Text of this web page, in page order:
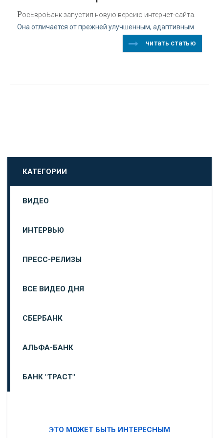
РосЕвроБанк запустил новую версию интернет-сайта.
Она отличается от прежней улучшенным, адаптивным
читать статью
КАТЕГОРИИ
ВИДЕО
ИНТЕРВЬЮ
ПРЕСС-РЕЛИЗЫ
ВСЕ ВИДЕО ДНЯ
СБЕРБАНК
АЛЬФА-БАНК
БАНК "ТРАСТ"
ЭТО МОЖЕТ БЫТЬ ИНТЕРЕСНЫМ